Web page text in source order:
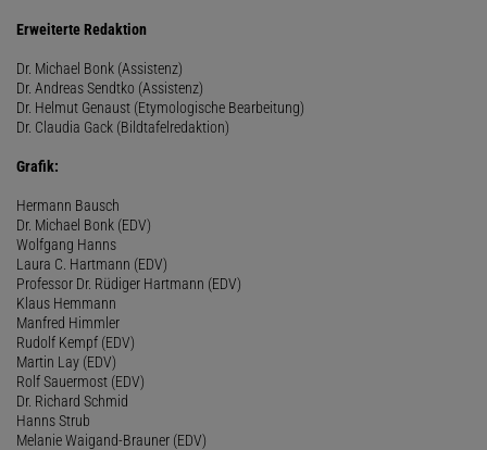
Erweiterte Redaktion
Dr. Michael Bonk (Assistenz)
Dr. Andreas Sendtko (Assistenz)
Dr. Helmut Genaust (Etymologische Bearbeitung)
Dr. Claudia Gack (Bildtafelredaktion)
Grafik:
Hermann Bausch
Dr. Michael Bonk (EDV)
Wolfgang Hanns
Laura C. Hartmann (EDV)
Professor Dr. Rüdiger Hartmann (EDV)
Klaus Hemmann
Manfred Himmler
Rudolf Kempf (EDV)
Martin Lay (EDV)
Rolf Sauermost (EDV)
Dr. Richard Schmid
Hanns Strub
Melanie Waigand-Brauner (EDV)